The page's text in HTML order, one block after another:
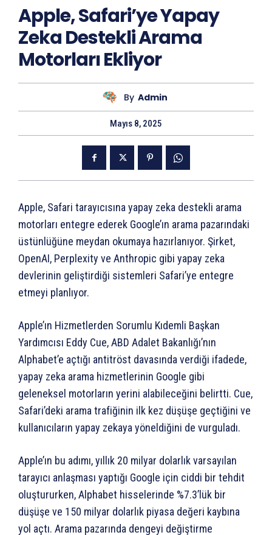
Apple, Safari’ye Yapay
Zeka Destekli Arama
Motorları Ekliyor
By Admin
Mayıs 8, 2025
Apple, Safari tarayıcısına yapay zeka destekli arama
motorları entegre ederek Google’ın arama pazarındaki
üstünlüğüne meydan okumaya hazırlanıyor. Şirket,
OpenAI, Perplexity ve Anthropic gibi yapay zeka
devlerinin geliştirdiği sistemleri Safari’ye entegre
etmeyi planlıyor.
Apple’ın Hizmetlerden Sorumlu Kıdemli Başkan
Yardımcısı Eddy Cue, ABD Adalet Bakanlığı’nın
Alphabet’e açtığı antitröst davasında verdiği ifadede,
yapay zeka arama hizmetlerinin Google gibi
geleneksel motorların yerini alabileceğini belirtti. Cue,
Safari’deki arama trafiğinin ilk kez düşüşe geçtiğini ve
kullanıcıların yapay zekaya yöneldiğini de vurguladı.
Apple’ın bu adımı, yıllık 20 milyar dolarlık varsayılan
tarayıcı anlaşması yaptığı Google için ciddi bir tehdit
oluştururken, Alphabet hisselerinde %7.3’lük bir
düşüşe ve 150 milyar dolarlık piyasa değeri kaybına
yol açtı. Arama pazarında dengeyi değiştirme